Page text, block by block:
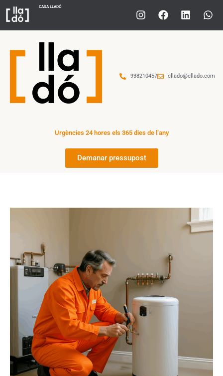
CASA LLADÓ
938210457 cllado@cllado.com
Urgències 24 hores els 365 dies de l’any
Demanar pressupost